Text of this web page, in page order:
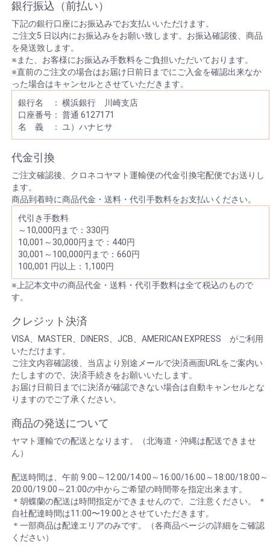
銀行振込（前払い）
下記の銀行口座にお振込みでお支払いいただけます。
ご注文5 日以内にお振込みをお願い致します。お振込確認後、商品
を発送致します。
※また、お客様にお振込み手数料をご負担いただいております。
※直前のご注文の場合はお届け日前日までにご入金を確認出来なか
った場合はキャンセルとさせていただきます。
銀行名 ： 横浜銀行 川崎支店
口座番号： 普通 6127171
名 義 ： ユ）ハナヒサ
代金引換
ご注文確認後、クロネコヤマト運輸便の代金引換宅配便でお送りし
ます。
商品到着時に商品代金・送料・代引手数料をお支払いください。
代引き手数料
～10,000円まで：330円
10,001～30,000円まで：440円
30,001～100,000円まで：660円
100,001 円以上：1,100円
※上記本文中の商品代金・送料・代引手数料は全て税込のもので
す。
クレジット決済
VISA、MASTER、DINERS、JCB、AMERICAN EXPRESS がご利用
いただけます。
ご注文内容確認後、当店より別途メールで決済画面URLをご案内い
たしますので、決済手続きをお願いいたします。
お届け日前日までに決済が確認できない場合は自動キャンセルとな
りますのでご了承ください。
商品の発送について
ヤマト運輸での配送となります。（北海道・沖縄は配送できませ
ん）
配送時間は、午前 9:00～12:00/14:00～16:00/16:00～18:00/18:00～
20:00/19:00～21:00の中からご希望の時間帯を指定出来ます。
＊胡蝶蘭の配送は時間指定ができませんので、ご注意ください。 ＊
自社配達時間は11:00〜19:00とさせていただきます。
＊一部商品は配達エリアのみです。（各商品ページの詳細をご確認
ください）